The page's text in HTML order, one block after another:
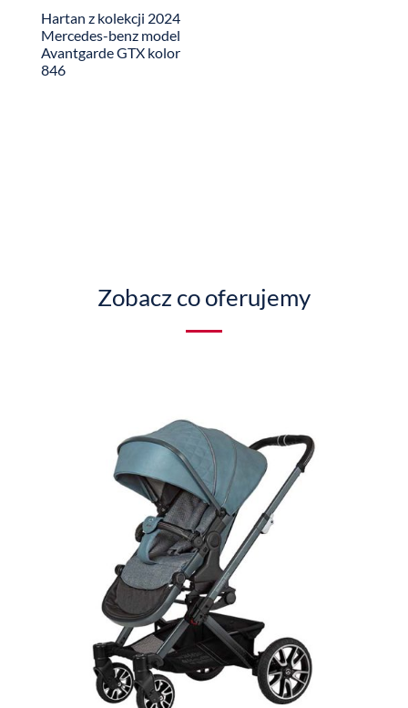
Hartan z kolekcji 2024
Mercedes-benz model
Avantgarde GTX kolor
846
Zobacz co oferujemy